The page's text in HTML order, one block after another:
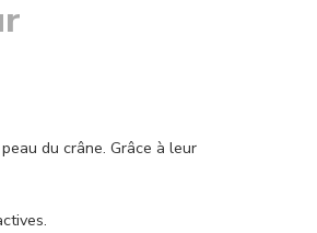
du crâne. Grâce à leur